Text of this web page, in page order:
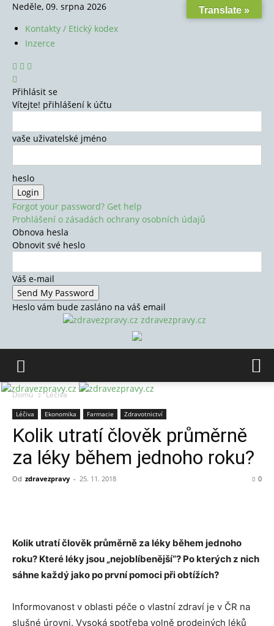
Neděle, 09. srpna 2026
Kontakty / Etický kodex
Inzerce
Přihlásit se
Vítejte! přihlášení k účtu
vaše uživatelské jméno
heslo
Forgot your password? Get help
Prohlášení o zásadách ochrany osobních údajů
Obnova hesla
Obnovit své heslo
Váš e-mail
Heslo vám bude zasláno na váš email
zdravezpravy.cz
Domů Léčiva
Léčiva Ekonomika Farmacie Zdravotnictví
Kolik utratí člověk průměrně
za léky během jednoho roku?
Od zdravezpravy - 25. 11. 2018 0
Kolik utratí člověk průměrně za léky během jednoho
roku? Které léky jsou „nejoblíbenější“? Po kterých z nich
sáhne každý jako po první pomoci při obtížích?
Informovanost v oblasti péče o vlastní zdraví je v ČR na
slušné úrovni. Vysoká spotřeba volně prodejných léků
Translate »